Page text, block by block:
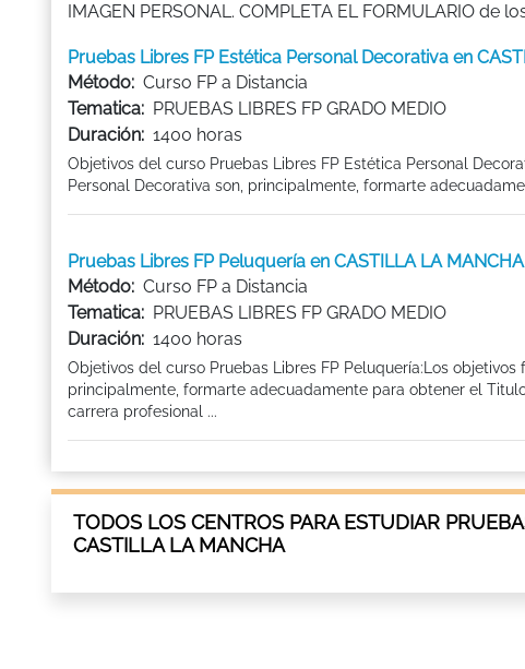
IMAGEN PERSONAL. COMPLETA EL FORMULARIO
Pruebas Libres FP Estética Personal Decorativa en
Método: Curso FP a Distancia
Tematica: PRUEBAS LIBRES FP GRADO MEDIO
Duración: 1400 horas
Objetivos del curso Pruebas Libres FP Estética Personal
Personal Decorativa son, principalmente, formarte
Pruebas Libres FP Peluquería en CASTILLA LA MANCHA
Método: Curso FP a Distancia
Tematica: PRUEBAS LIBRES FP GRADO MEDIO
Duración: 1400 horas
Objetivos del curso Pruebas Libres FP Peluquería:Los
principalmente, formarte adecuadamente para obtener el
carrera profesional ...
TODOS LOS CENTROS PARA ESTUDIAR
CASTILLA LA MANCHA